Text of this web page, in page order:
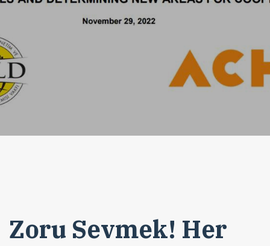
Zoru Sevmek! Her